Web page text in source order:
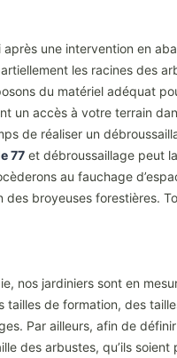
une intervention en
les racines des
du matériel adéquat
un accès à votre terrain
de réaliser un
77 et débroussaillage peut
au fauchage
des broyeuses forestières.
nos jardiniers sont en
de formation, des
Par ailleurs, afin de
des arbustes, qu’ils